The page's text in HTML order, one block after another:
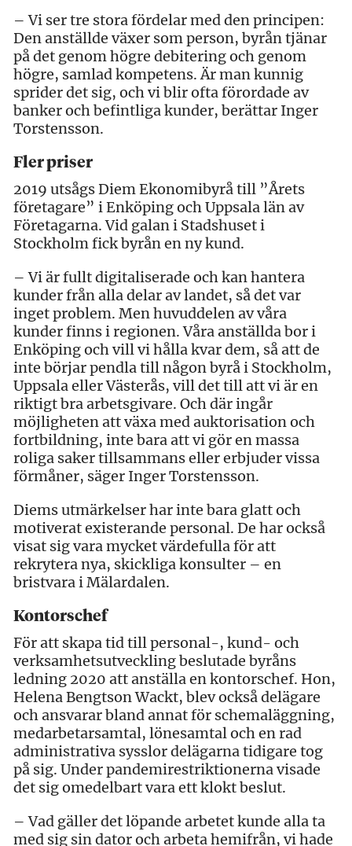
– Vi ser tre stora fördelar med den principen:
Den anställde växer som person, byrån tjänar
på det genom högre debitering och genom
högre, samlad kompetens. Är man kunnig
sprider det sig, och vi blir ofta förordade av
banker och befintliga kunder, berättar Inger
Torstensson.
Fler priser
2019 utsågs Diem Ekonomibyrå till ”Årets
företagare” i Enköping och Uppsala län av
Företagarna. Vid galan i Stadshuset i
Stockholm fick byrån en ny kund.
– Vi är fullt digitaliserade och kan hantera
kunder från alla delar av landet, så det var
inget problem. Men huvuddelen av våra
kunder finns i regionen. Våra anställda bor i
Enköping och vill vi hålla kvar dem, så att de
inte börjar pendla till någon byrå i Stockholm,
Uppsala eller Västerås, vill det till att vi är en
riktigt bra arbetsgivare. Och där ingår
möjligheten att växa med auktorisation och
fortbildning, inte bara att vi gör en massa
roliga saker tillsammans eller erbjuder vissa
förmåner, säger Inger Torstensson.
Diems utmärkelser har inte bara glatt och
motiverat existerande personal. De har också
visat sig vara mycket värdefulla för att
rekrytera nya, skickliga konsulter – en
bristvara i Mälardalen.
Kontorschef
För att skapa tid till personal-, kund- och
verksamhetsutveckling beslutade byråns
ledning 2020 att anställa en kontorschef. Hon,
Helena Bengtson Wackt, blev också delägare
och ansvarar bland annat för schemaläggning,
medarbetarsamtal, lönesamtal och en rad
administrativa sysslor delägarna tidigare tog
på sig. Under pandemirestriktionerna visade
det sig omedelbart vara ett klokt beslut.
– Vad gäller det löpande arbetet kunde alla ta
med sig sin dator och arbeta hemifrån, vi hade